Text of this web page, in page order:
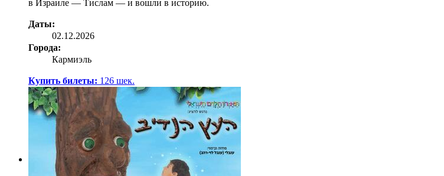
в Израиле — Тислам — и вошли в историю.
Даты:
02.12.2026
Города:
Кармиэль
Купить билеты: 126 шек.